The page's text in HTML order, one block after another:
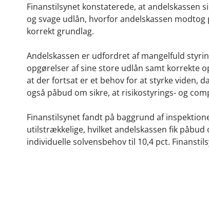
Finanstilsynet konstaterede, at andelskassen
og svage udlån, hvorfor andelskassen
korrekt grundlag.
Andelskassen er udfordret af mangelfuld
opgørelser af sine store udlån samt korrekte
at der fortsat er et behov for at styrke viden,
også påbud om sikre, at risikostyrings- og
Finanstilsynet fandt på baggrund af
utilstrækkelige, hvilket andelskassen fik
individuelle solvensbehov til 10,4 pct.